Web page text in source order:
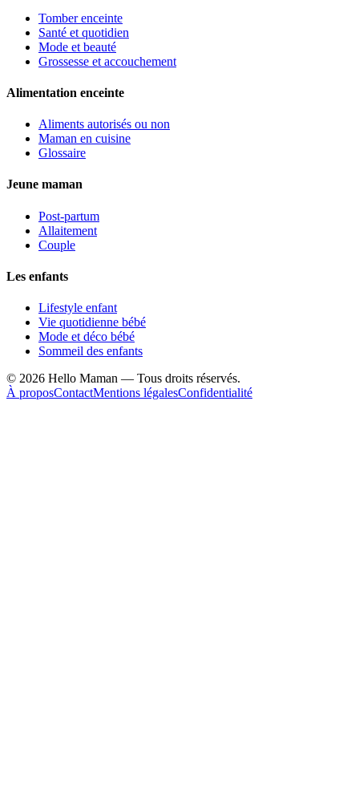
Tomber enceinte
Santé et quotidien
Mode et beauté
Grossesse et accouchement
Alimentation enceinte
Aliments autorisés ou non
Maman en cuisine
Glossaire
Jeune maman
Post-partum
Allaitement
Couple
Les enfants
Lifestyle enfant
Vie quotidienne bébé
Mode et déco bébé
Sommeil des enfants
© 2026 Hello Maman — Tous droits réservés.
À proposContactMentions légalesConfidentialité